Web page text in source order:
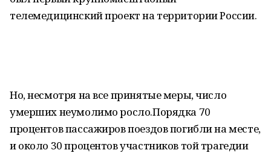
телемедицинский проект на территории России.
Но, несмотря на все принятые меры, число
умерших неумолимо росло.Порядка 70
процентов пассажиров поездов погибли на месте,
и около 30 процентов участников той трагедии